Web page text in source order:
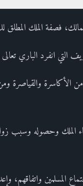
فصفة الملك المطلق
انفرد الباري تعالى
الأكاسرة والقياصرة
وحصوله وسبب
المسلمين واتفاقهم،